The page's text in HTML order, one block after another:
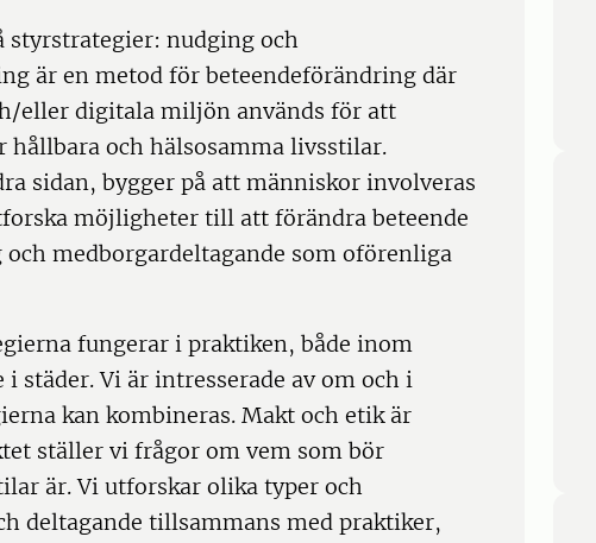
styrstrategier: nudging och
är en metod för beteendeförändring där
eller digitala miljön används för att
och hälsosamma livsstilar.
sidan, bygger på att människor involveras
möjligheter till att förändra beteende
och medborgardeltagande som oförenliga
fungerar i praktiken, både inom
städer. Vi är intresserade av om och i
kan kombineras. Makt och etik är
ställer vi frågor om vem som bör
är. Vi utforskar olika typer och
deltagande tillsammans med praktiker,